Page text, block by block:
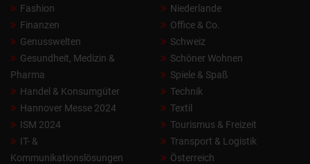
Fashion
Finanzen
Genusswelten
Gesundheit, Medizin &
Pharma
Handel & Konsumgüter
Hannover Messe 2024
ISM 2024
IT- &
Kommunikationslösungen
Niederlande
Office & Co.
Schweiz
Schöner Wohnen
Spiele & Spaß
Technik
Textil
Tourismus & Freizeit
Transport & Logistik
Österreich